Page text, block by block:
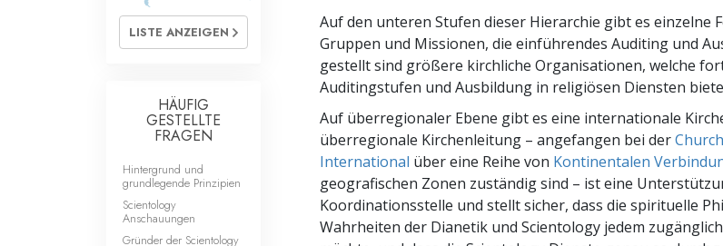
Auf den unteren Stufen dieser Hierarchie gibt es einzelne
Gruppen und Missionen, die einführendes Auditing und
gestellt sind größere kirchliche Organisationen, welche
Auditingstufen und Ausbildung in religiösen Diensten
Auf überregionaler Ebene gibt es eine internationale
überregionale Kirchenleitung – angefangen bei der
International über eine Reihe von Kontinentalen
geografischen Zonen zuständig sind – ist eine
Koordinationsstelle und stellt sicher, dass die spirituelle
Wahrheiten der Dianetik und Scientology jedem
LISTE ANZEIGEN
HÄUFIG
GESTELLTE
FRAGEN
Hintergrund und
grundlegende Prinzipien
Scientology
Anschauungen
Gründer der Scientology